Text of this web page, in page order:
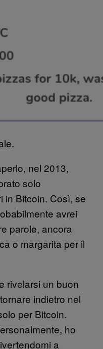
nel 2013,
solo
in Bitcoin. Così, se
avrei
parole, ancora
o margarita per il
rivelarsi un buon
indietro nel
per Bitcoin.
ho
a